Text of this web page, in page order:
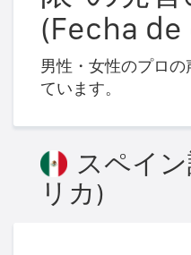
(Fecha
男性・女性のプロ
ています。
スペイ
リカ)